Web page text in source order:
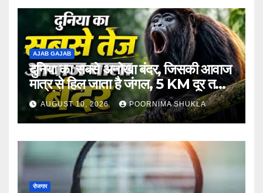
AJAB GAJAB
दुनिया का सबसे अनोखा बंदर, जिसकी आवाज
मात्र से हिल जाता है जंगल, 5 KM दूर तक
सुनाई देती है इनकी दहाड़!
AUGUST 10, 2026 POORNIMA SHUKLA
रोजगार